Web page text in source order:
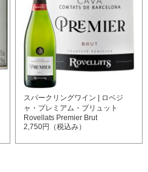
スパークリングワイン | ロベジ
ャ・プレミアム・ブリュット
Rovellats Premier Brut
2,750円（税込み）